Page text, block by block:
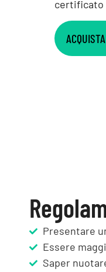
certificato
Presentare
Essere
Saper